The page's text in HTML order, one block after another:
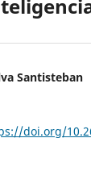
Santisteban
doi.org/